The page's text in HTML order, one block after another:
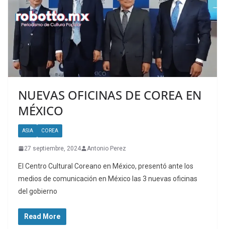
NUEVAS OFICINAS DE COREA EN
MÉXICO
ASIA COREA
27 septiembre, 2024 Antonio Perez
El Centro Cultural Coreano en México, presentó ante los
medios de comunicación en México las 3 nuevas oficinas
del gobierno
Read More